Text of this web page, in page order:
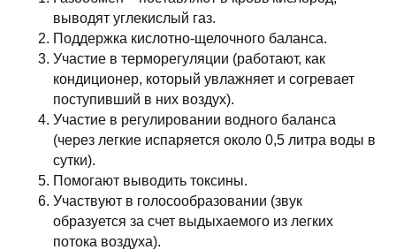
выводят углекислый газ.
Поддержка кислотно-щелочного баланса.
Участие в терморегуляции (работают, как
кондиционер, который увлажняет и согревает
поступивший в них воздух).
Участие в регулировании водного баланса
(через легкие испаряется около 0,5 литра воды в
сутки).
Помогают выводить токсины.
Участвуют в голосообразовании (звук
образуется за счет выдыхаемого из легких
потока воздуха).